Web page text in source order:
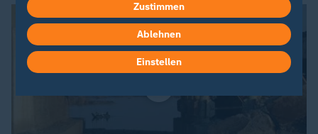
Zustimmen
Ablehnen
Einstellen